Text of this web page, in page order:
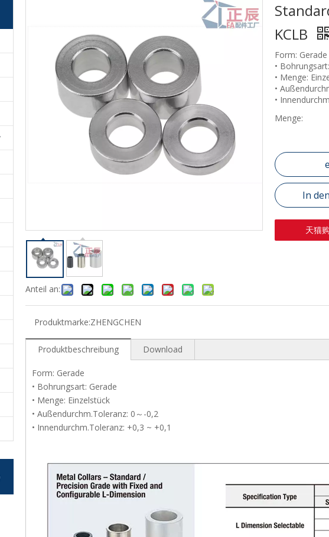
Anteil an:
KCLB
Form: Gerade
•
• Menge:
•
•
Menge:
In
天猫
Produktmarke:ZHENGCHEN
Produktbeschreibung Download
Form: Gerade
• Bohrungsart: Gerade
• Menge: Einzelstück
• Außendurchm.Toleranz: 0～-0,2
• Innendurchm.Toleranz: +0,3 ~ +0,1